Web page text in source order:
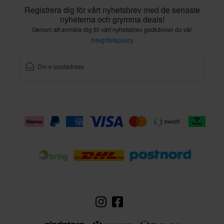
Registrera dig för vårt nyhetsbrev med de senaste
nyheterna och grymma deals!
Genom att anmäla dig till vårt nyhetsbrev godkänner du vår
Integritetspolicy